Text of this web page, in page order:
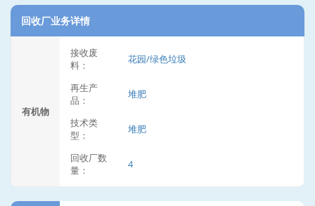
回收厂业务详情
有机物
接收废
料：
花园/绿色垃圾
再生产
品：
堆肥
技术类
型：
堆肥
回收厂数
量：
4